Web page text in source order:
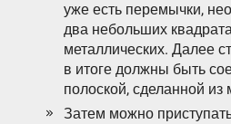
уже есть перемычки,
два небольших
металлических. Далее
в итоге должны быть
полоской, сделанной из
Затем можно